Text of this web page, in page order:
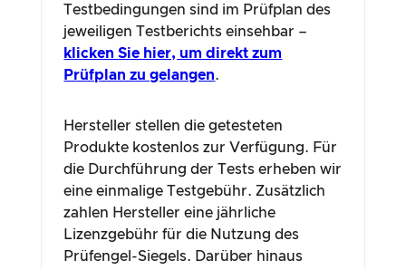
Testbedingungen sind im Prüfplan des
jeweiligen Testberichts einsehbar –
klicken Sie hier, um direkt zum
Prüfplan zu gelangen.
Hersteller stellen die getesteten
Produkte kostenlos zur Verfügung. Für
die Durchführung der Tests erheben wir
eine einmalige Testgebühr. Zusätzlich
zahlen Hersteller eine jährliche
Lizenzgebühr für die Nutzung des
Prüfengel-Siegels. Darüber hinaus